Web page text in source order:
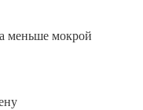
меньше мокрой